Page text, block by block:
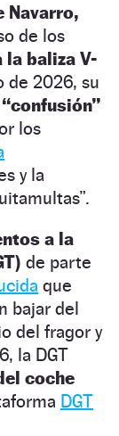
Navarro,
de los
la baliza V-
de 2026, su
“confusión”
los
y la
a la
de parte
que
bajar del
del fragor y
la DGT
coche
DGT